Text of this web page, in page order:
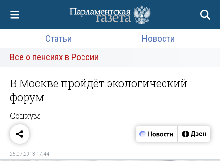
Статьи
Новости
Все о пенсиях в России
В Москве пройдёт экологический
форум
Социум
25.07.2013 17:44